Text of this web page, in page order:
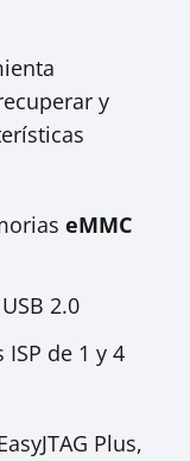
y
eMMC
2.0​
de 1 y 4
Plus,